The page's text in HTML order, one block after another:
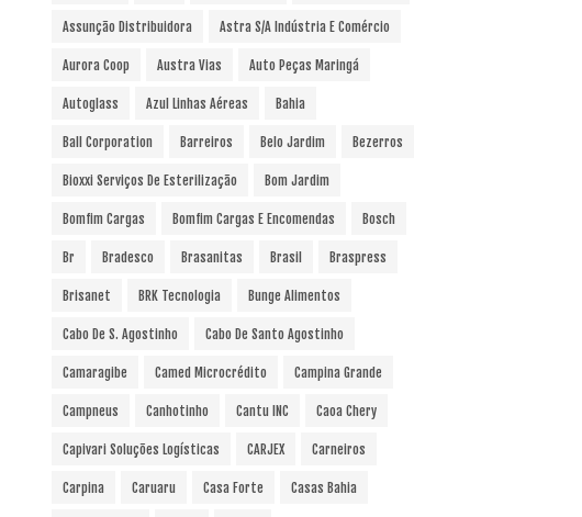
Assunção Distribuidora Astra S/A Indústria E Comércio
Aurora Coop Austra Vias Auto Peças Maringá
Autoglass Azul Linhas Aéreas Bahia
Ball Corporation Barreiros Belo Jardim Bezerros
Bioxxi Serviços De Esterilização Bom Jardim
Bomfim Cargas Bomfim Cargas E Encomendas Bosch
Br Bradesco Brasanitas Brasil Braspress
Brisanet BRK Tecnologia Bunge Alimentos
Cabo De S. Agostinho Cabo De Santo Agostinho
Camaragibe Camed Microcrédito Campina Grande
Campneus Canhotinho Cantu INC Caoa Chery
Capivari Soluções Logísticas CARJEX Carneiros
Carpina Caruaru Casa Forte Casas Bahia